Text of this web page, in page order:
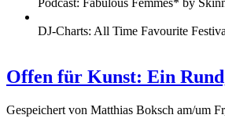
Podcast: Fabulous Femmes* by
DJ-Charts: All Time Favourite
Offen für Kunst: Ein
Gespeichert von Matthias Boksch am/um